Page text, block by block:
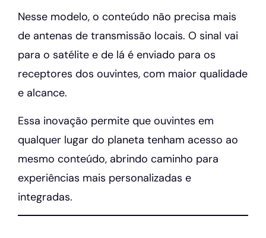
Nesse modelo, o conteúdo não precisa mais
de antenas de transmissão locais. O sinal vai
para o satélite e de lá é enviado para os
receptores dos ouvintes, com maior qualidade
e alcance.
Essa inovação permite que ouvintes em
qualquer lugar do planeta tenham acesso ao
mesmo conteúdo, abrindo caminho para
experiências mais personalizadas e
integradas.